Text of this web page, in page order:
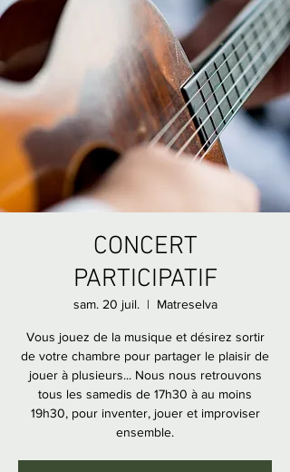
CONCERT
PARTICIPATIF
sam. 20 juil.
  |
Matreselva
Vous jouez de la musique et désirez sortir
de votre chambre pour partager le plaisir de
jouer à plusieurs... Nous nous retrouvons
tous les samedis de 17h30 à au moins
19h30, pour inventer, jouer et improviser
ensemble.